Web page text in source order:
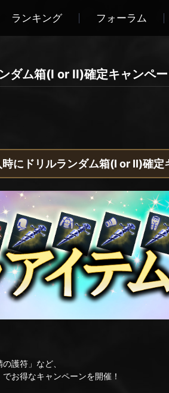
ランキング フォーラム
ダム箱(I or II)確定キャンペ
時にドリルランダム箱(I or II)確定
護符」など、
お得なキャンペーンを開催！